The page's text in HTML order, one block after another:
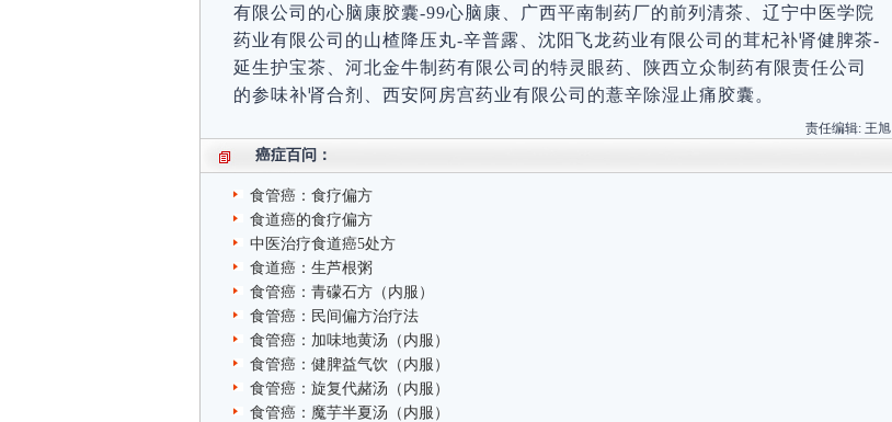
有限公司的心脑康胶囊-99心脑康、广西平南制药厂的前列清茶、辽宁中医学院
药业有限公司的山楂降压丸-辛普露、沈阳飞龙药业有限公司的茸杞补肾健脾茶-
延生护宝茶、河北金牛制药有限公司的特灵眼药、陕西立众制药有限责任公司
的参味补肾合剂、西安阿房宫药业有限公司的薏辛除湿止痛胶囊。
责任编辑: 王旭
癌症百问：
食管癌：食疗偏方
食道癌的食疗偏方
中医治疗食道癌5处方
食道癌：生芦根粥
食管癌：青礞石方（内服）
食管癌：民间偏方治疗法
食管癌：加味地黄汤（内服）
食管癌：健脾益气饮（内服）
食管癌：旋复代赭汤（内服）
食管癌：魔芋半夏汤（内服）